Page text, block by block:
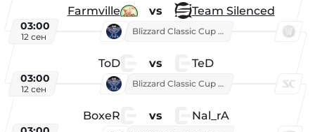
Farmville vs Team Silenced
03:00
12 сен
Blizzard Classic Cup 2026
ToD vs TeD
03:00
12 сен
Blizzard Classic Cup 2026
BoxeR vs Nal_rA